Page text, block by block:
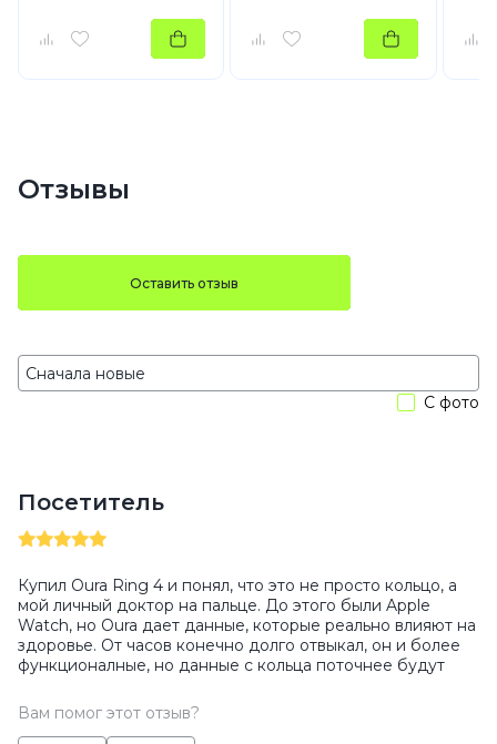
Отзывы
Оставить отзыв
С фото
Посетитель
Купил Oura Ring 4 и понял, что это не просто кольцо, а
мой личный доктор на пальце. До этого были Apple
Watch, но Oura дает данные, которые реально влияют на
здоровье. От часов конечно долго отвыкал, он и более
функционалные, но данные с кольца поточнее будут
Вам помог этот отзыв?